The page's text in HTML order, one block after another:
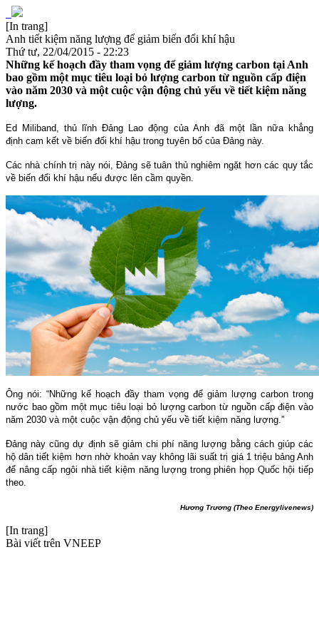
[In trang]
Anh tiết kiệm năng lượng để giảm biến đổi khí hậu
Thứ tư, 22/04/2015 - 22:23
Những kế hoạch đầy tham vọng để giảm lượng carbon tại Anh
bao gồm một mục tiêu loại bỏ lượng carbon từ nguồn cấp điện
vào năm 2030 và một cuộc vận động chủ yếu về tiết kiệm năng
lượng.
Ed Miliband,thủ lĩnhĐảng Lao động của Anh đãmột lần nữa khẳng
định cam kết về biến đối khí hậu trong tuyên bố của Đảng này.
Các nhà chính trị nàynói,Đảng sẽ tuân thủ nghiêm ngặt hơncác quy tắc
về biến đổi khí hậu nếu được lên cầm quyền.
Ông nói: “Những kế hoạch đầy tham vọng để giảm lượng carbon trong
nước bao gồm một mục tiêu loại bỏ lượng carbon từ nguồn cấp điện vào
năm 2030 và một cuộc vận động chủ yếu về tiết kiệm năng lượng.”
Đảng này cũng dự định sẽ giảm chi phí năng lượng bằng cách giúp các
hộ dân tiết kiệm hơn nhờ khoản vay không lãi suất trị giá 1 triệu bảng Anh
để nâng cấp ngôi nhà tiết kiệm năng lượng trong phiên họp Quốc hội tiếp
theo.
Hương Trương (Theo Energylivenews)
[In trang]
Bài viết trên VNEEP